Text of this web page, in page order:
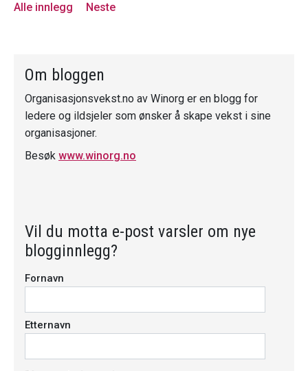
Alle innlegg Neste
Om bloggen
Organisasjonsvekst.no av Winorg er en blogg for
ledere og ildsjeler som ønsker å skape vekst i sine
organisasjoner.
Besøk www.winorg.no
Vil du motta e-post varsler om nye
blogginnlegg?
Fornavn
Etternavn